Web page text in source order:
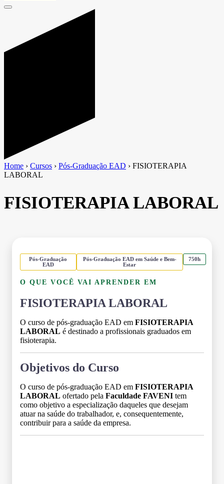
Home › Cursos › Pós-Graduação EAD › FISIOTERAPIA
LABORAL
FISIOTERAPIA LABORAL
Pós-Graduação
EAD
Pós-Graduação EAD em Saúde e Bem-
Estar
750h
O QUE VOCÊ VAI APRENDER EM
FISIOTERAPIA LABORAL
O curso de pós-graduação EAD em FISIOTERAPIA
LABORAL é destinado a profissionais graduados em
fisioterapia.
Objetivos do Curso
O curso de pós-graduação EAD em FISIOTERAPIA
LABORAL ofertado pela Faculdade FAVENI tem
como objetivo a especialização daqueles que desejam
atuar na saúde do trabalhador, e, consequentemente,
contribuir para a saúde da empresa.